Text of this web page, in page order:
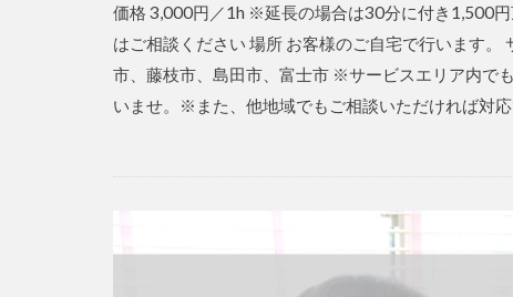
価格 3,000円／1h ※延長の場合は30分に付き1,500
はご相談ください 場所 お客様のご自宅で行います
市、藤枝市、島田市、富士市 ※サービスエリア内で
いませ。※また、他地域でもご相談いただければ対